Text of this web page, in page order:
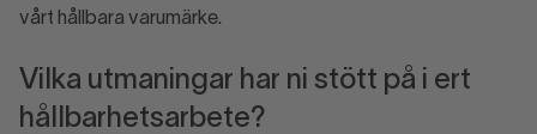
vårt hållbara varumärke.
Vilka utmaningar har ni stött på i ert
hållbarhetsarbete?